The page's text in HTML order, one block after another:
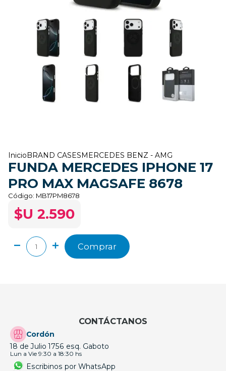
Inicio BRAND CASES MERCEDES BENZ - AMG
FUNDA MERCEDES IPHONE 17
PRO MAX MAGSAFE 8678
Código: MB17PM8678
$U 2.590
Comprar
CONTÁCTANOS
Cordón
18 de Julio 1756 esq. Gaboto
Lun a Vie 9:30 a 18:30 hs
Escribinos por WhatsApp